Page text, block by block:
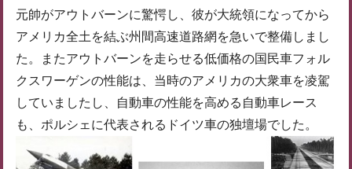
元帥がアウトバーンに驚愕し、彼が大統領になってから
アメリカ全土を結ぶ州間高速道路網を急いで整備しまし
た。またアウトバーンを走らせる低価格の国民車フォル
クスワーゲンの性能は、当時のアメリカの大衆車を凌駕
していましたし、自動車の性能を高める自動車レース
も、ポルシェに代表されるドイツ車の独壇場でした。